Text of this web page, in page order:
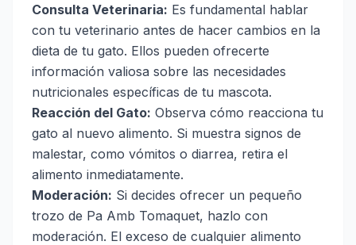
Consulta Veterinaria: Es fundamental hablar
con tu veterinario antes de hacer cambios en la
dieta de tu gato. Ellos pueden ofrecerte
información valiosa sobre las necesidades
nutricionales específicas de tu mascota.
Reacción del Gato: Observa cómo reacciona tu
gato al nuevo alimento. Si muestra signos de
malestar, como vómitos o diarrea, retira el
alimento inmediatamente.
Moderación: Si decides ofrecer un pequeño
trozo de Pa Amb Tomaquet, hazlo con
moderación. El exceso de cualquier alimento